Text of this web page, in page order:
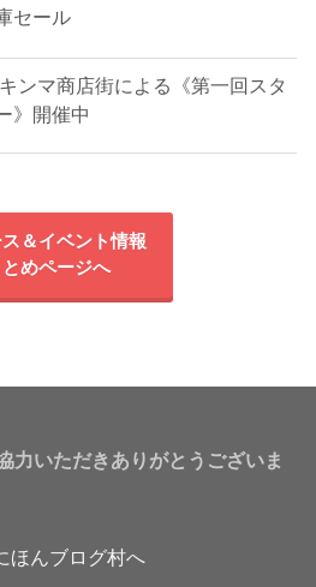
セール
ンマ商店街による《第一回スタ
》開催中
＆イベント情報
とめページへ
力いただきありがとうございま